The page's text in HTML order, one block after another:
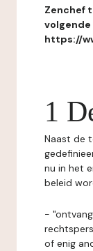
Zenchef
volgende
https://
1
Naast de
nu in het
beleid
-
of enig